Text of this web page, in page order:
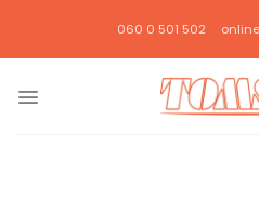
садржај
060 0 501 502